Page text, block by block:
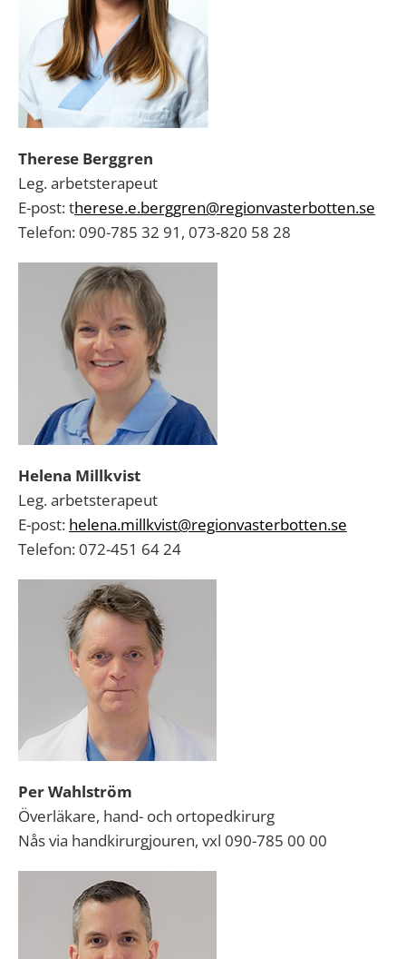
Therese Berggren
Leg. arbetsterapeut
E-post: therese.e.berggren@regionvasterbotten.se
Telefon: 090-785 32 91, 073-820 58 28
Helena Millkvist
Leg. arbetsterapeut
E-post: helena.millkvist@regionvasterbotten.se
Telefon: 072-451 64 24
Per Wahlström
Överläkare, hand- och ortopedkirurg
Nås via handkirurgjouren, vxl 090-785 00 00